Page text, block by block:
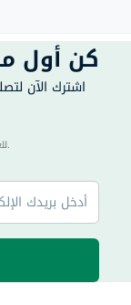
كن أول
اشترك الآن
40 للعملاء الجدد فقط. تطبق الشروط والأحكام.